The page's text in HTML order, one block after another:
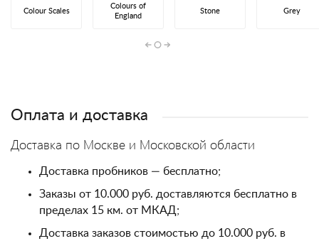
Colour Scales
Colours of
England
Stone Grey
Оплата и доставка
Доставка по Москве и Московской области
Доставка пробников — бесплатно;
Заказы от 10.000 руб. доставляются бесплатно в
пределах 15 км. от МКАД;
Доставка заказов стоимостью до 10.000 руб. в